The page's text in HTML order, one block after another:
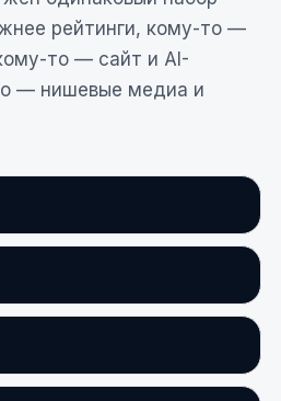
рейтинги, кому-то —
то — сайт и AI-
— нишевые медиа и